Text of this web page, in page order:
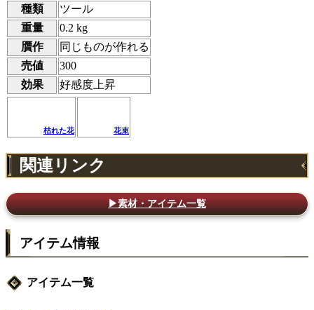
種類
ツール
重量
0.2 kg
贋作
同じものが作れる
売値
300
効果
好感度上昇
枯れた花 花束
関連リンク
▶素材・アイテム一覧
アイテム情報
アイテム一覧